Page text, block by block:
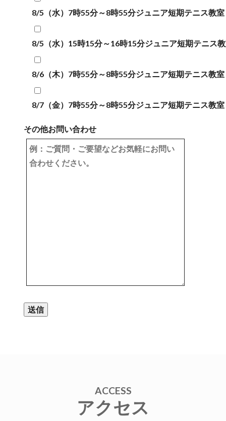
8/5（水）7時55分～8時55分ジュニア短期テニス教室
8/5（水）15時15分～16時15分ジュニア短期テニス
8/6（木）7時55分～8時55分ジュニア短期テニス教室
8/7（金）7時55分～8時55分ジュニア短期テニス教室
その他お問い合わせ
ACCESS
アクセス